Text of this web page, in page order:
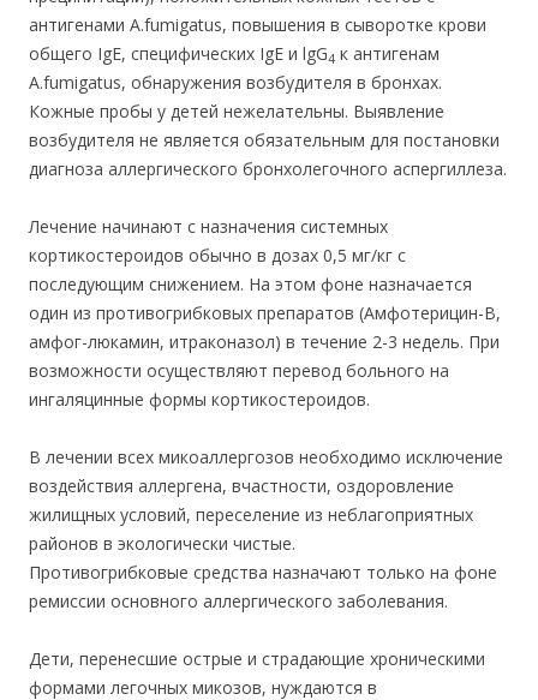
антигенами A.fumigatus, повышения в сыворотке крови
общего IgE, специфических IgE и lgG4 к антигенам
A.fumigatus, обнаружения возбудителя в бронхах.
Кожные пробы у детей нежелательны. Выявление
возбудителя не является обязательным для постановки
диагноза аллергического бронхолегочного аспергиллеза.
Лечение начинают с назначения системных
кортикостероидов обычно в дозах 0,5 мг/кг с
последующим снижением. На этом фоне назначается
один из противогрибковых препаратов (Амфотерицин-В,
амфог-люкамин, итраконазол) в течение 2-3 недель. При
возможности осуществляют перевод больного на
ингаляцинные формы кортикостероидов.
В лечении всех микоаллергозов необходимо исключение
воздействия аллергена, вчастности, оздоровление
жилищных условий, переселение из неблагоприятных
районов в экологически чистые.
Противогрибковые средства назначают только на фоне
ремиссии основного аллергического заболевания.
Дети, перенесшие острые и страдающие хроническими
формами легочных микозов, нуждаются в